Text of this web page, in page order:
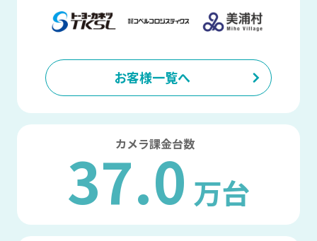
お客様一覧へ
カメラ課金台数
37.0 万台